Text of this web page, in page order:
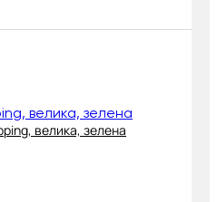
велика, зелена